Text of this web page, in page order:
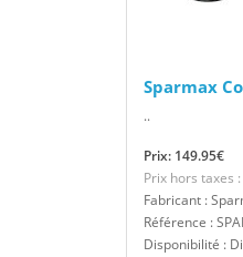
Sparmax
..
Prix: 149.95€
Prix hors taxes
Fabricant :
Référence :
Disponibilité :